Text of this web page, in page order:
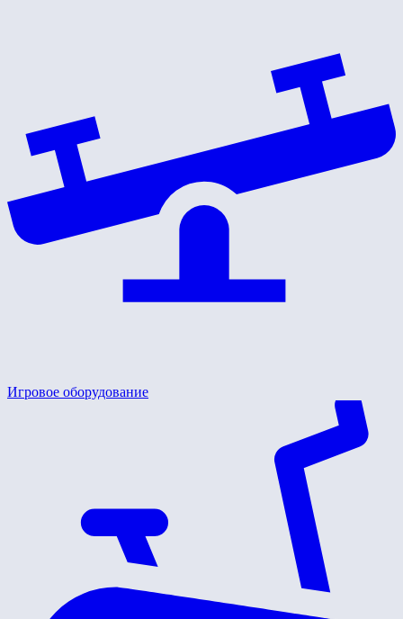
Игровое оборудование